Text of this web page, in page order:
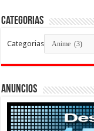
Categorias
Categorias
Anuncios